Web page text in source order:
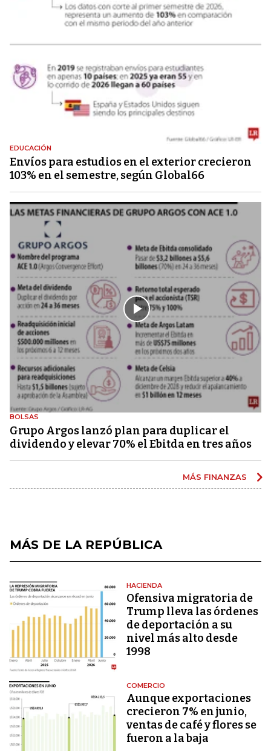
EDUCACIÓN
Envíos para estudios en el exterior crecieron
103% en el semestre, según Global66
BOLSAS
Grupo Argos lanzó plan para duplicar el
dividendo y elevar 70% el Ebitda en tres años
MÁS FINANZAS
MÁS DE LA REPÚBLICA
HACIENDA
Ofensiva migratoria de
Trump lleva las órdenes
de deportación a su
nivel más alto desde
1998
COMERCIO
Aunque exportaciones
crecieron 7% en junio,
ventas de café y flores se
fueron a la baja